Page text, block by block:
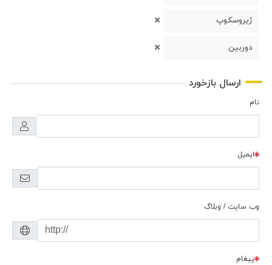
ژیروسکوپ
دوربین
ارسال بازخورد
نام
ایمیل
وب سایت / وبلاگ
پیغام